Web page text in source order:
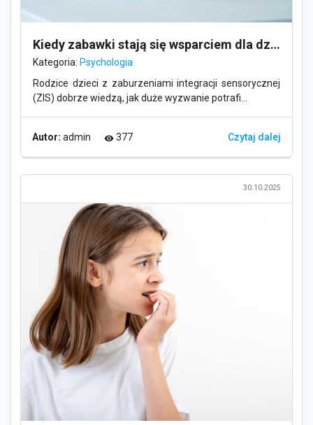
Kiedy zabawki stają się wsparciem dla dziecka z zaburzeniami integracji sensorycznej?
Kategoria: Psychologia
Rodzice dzieci z zaburzeniami integracji sensorycznej
(ZIS) dobrze wiedzą, jak duże wyzwanie potrafi...
Autor: admin visibility 377 Czytaj dalej
30.10.2025